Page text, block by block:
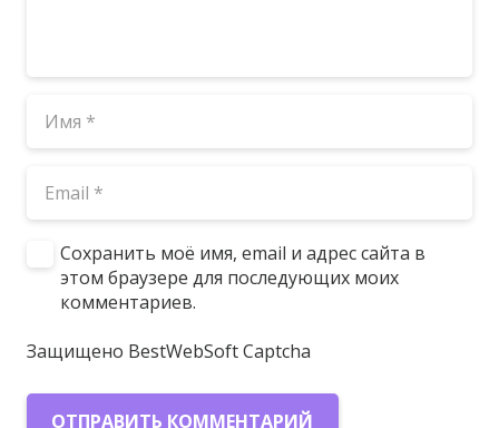
Сохранить моё имя, email и адрес сайта в
этом браузере для последующих моих
комментариев.
Защищено BestWebSoft Captcha
ОТПРАВИТЬ КОММЕНТАРИЙ